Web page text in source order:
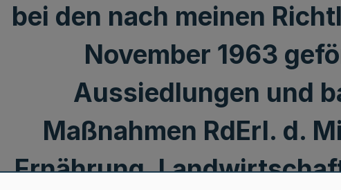
bei den nach meinen
November 1963
Aussiedlungen und
Maßnahmen RdErl. d.
Ernährung,